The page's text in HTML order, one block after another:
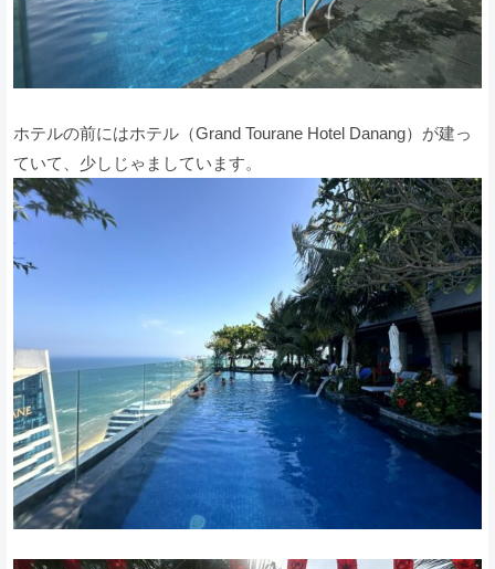
ホテルの前にはホテル（Grand Tourane Hotel Danang）が建っ
ていて、少しじゃましています。